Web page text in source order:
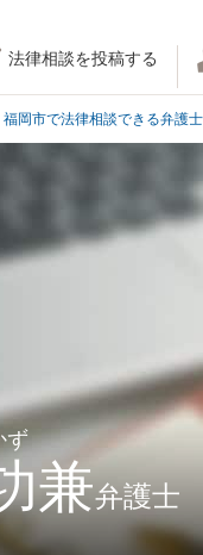
法律相談を投稿する
福岡市で法律相談できる弁護士
ず
兼弁護士